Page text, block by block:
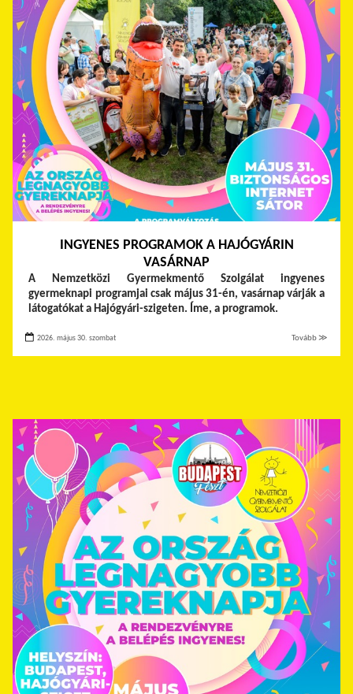
INGYENES PROGRAMOK A HAJÓGYÁRIN
VASÁRNAP
A Nemzetközi Gyermekmentő Szolgálat ingyenes
gyermeknapi programjai csak május 31-én, vasárnap várják a
látogatókat a Hajógyári-szigeten. Íme, a programok.
2026. május 30. szombat Tovább ≫